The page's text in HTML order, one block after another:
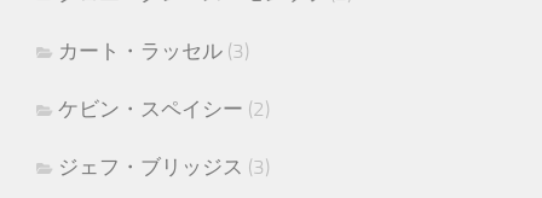
カート・ラッセル (3)
ケビン・スペイシー (2)
ジェフ・ブリッジス (3)